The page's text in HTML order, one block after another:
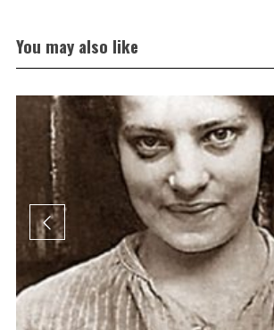
You may also like